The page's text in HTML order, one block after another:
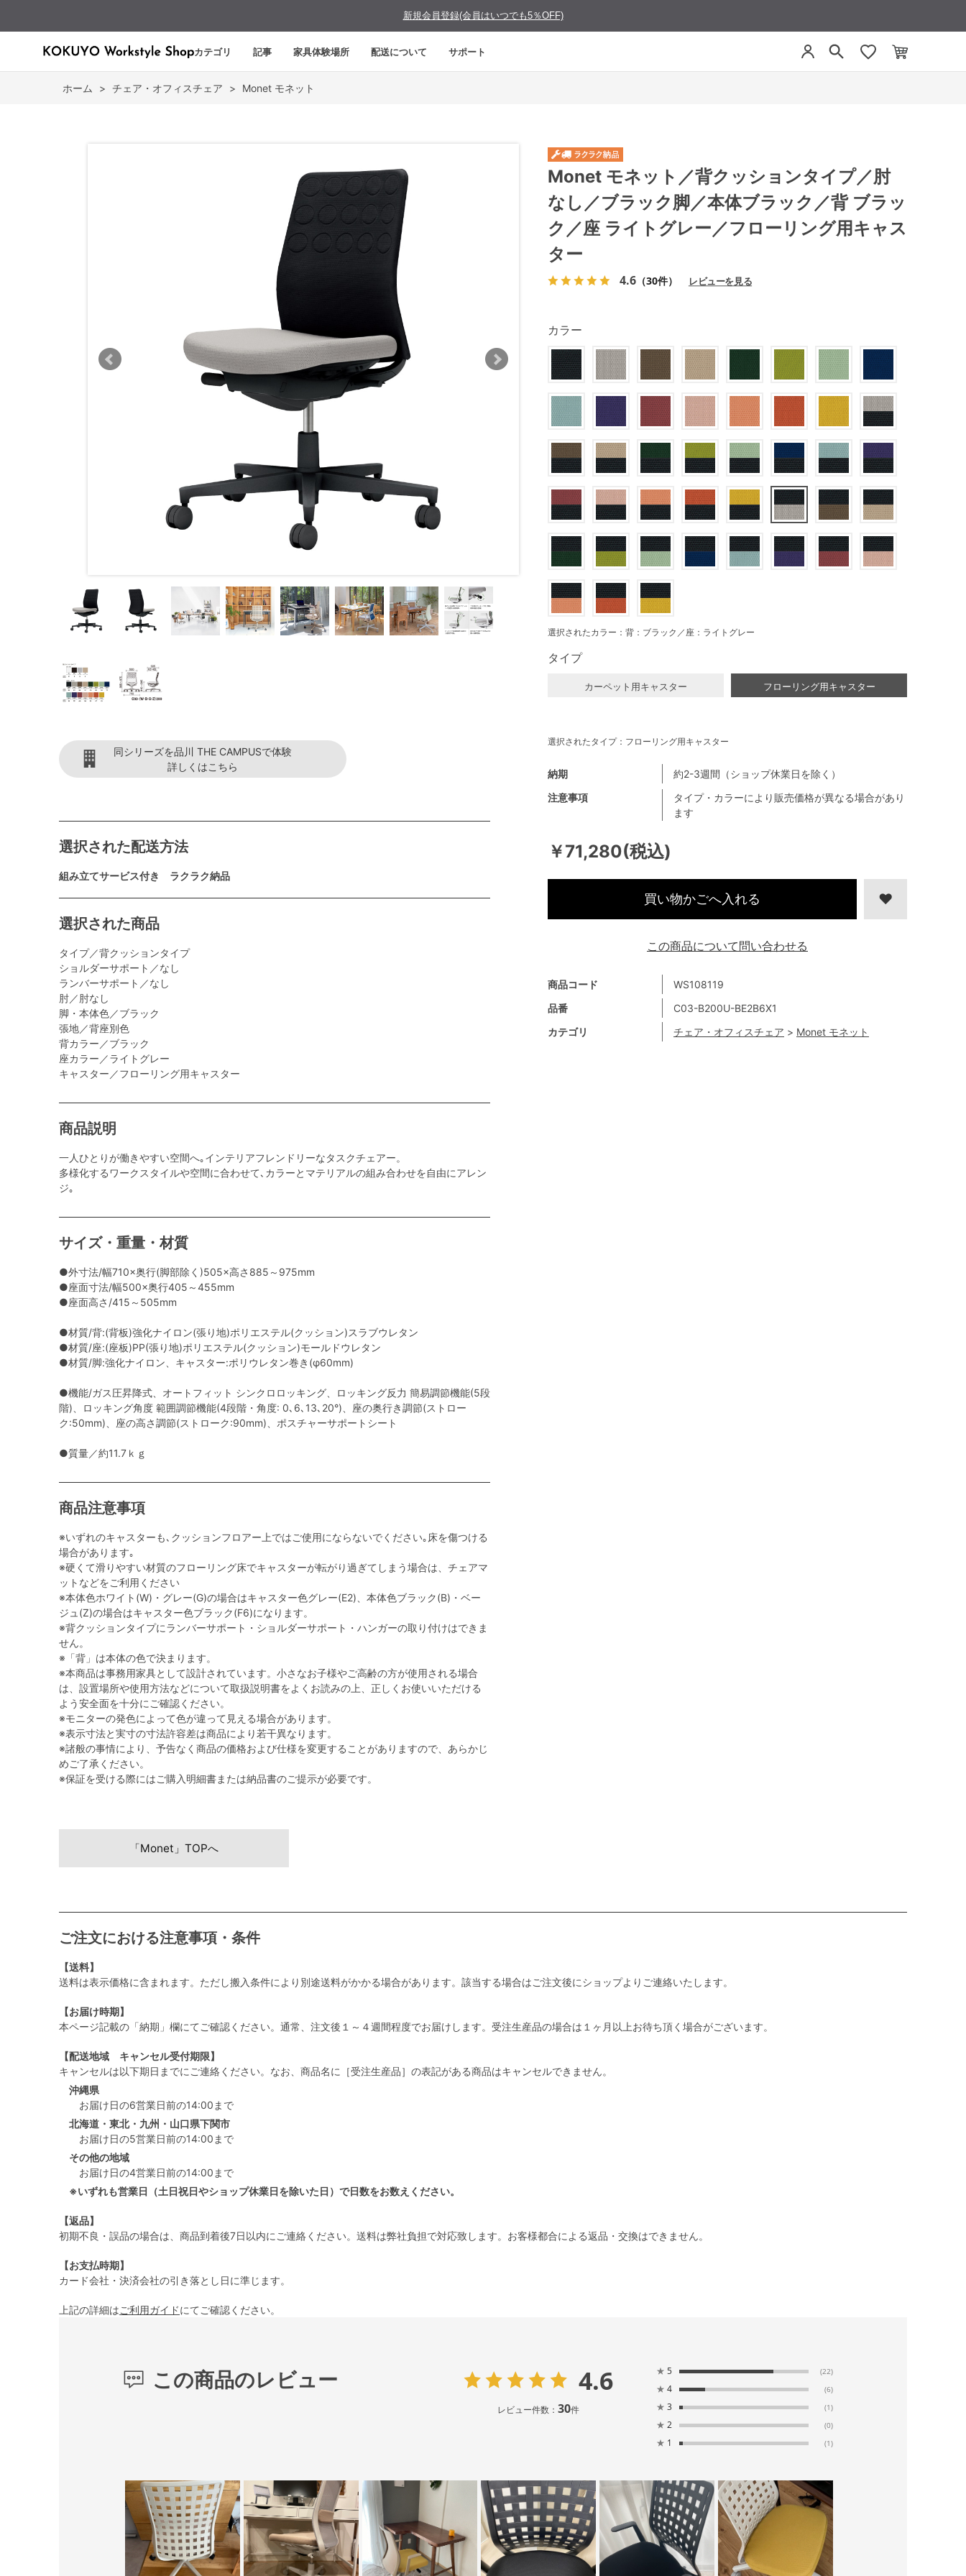
新規会員登録(会員はいつでも5％OFF)
カテゴリ 記事 家具体験場所 配送について サポート
ホーム > チェア・オフィスチェア > Monet モネット
同シリーズを品川 THE CAMPUSで体験
詳しくはこちら
選択された配送方法
組み立てサービス付き ラクラク納品
選択された商品
タイプ／背クッションタイプ
ショルダーサポート／なし
ランバーサポート／なし
肘／肘なし
脚・本体色／ブラック
張地／背座別色
背カラー／ブラック
座カラー／ライトグレー
キャスター／フローリング用キャスター
商品説明
一人ひとりが働きやすい空間へ｡インテリアフレンドリーなタスクチェアー。
多様化するワークスタイルや空間に合わせて､カラーとマテリアルの組み合わせを自由にアレン
ジ｡
サイズ・重量・材質
●外寸法/幅710×奥行(脚部除く)505×高さ885～975mm
●座面寸法/幅500×奥行405～455mm
●座面高さ/415～505mm
●材質/背:(背板)強化ナイロン(張り地)ポリエステル(クッション)スラブウレタン
●材質/座:(座板)PP(張り地)ポリエステル(クッション)モールドウレタン
●材質/脚:強化ナイロン、キャスター:ポリウレタン巻き(φ60mm)
●機能/ガス圧昇降式、オートフィット シンクロロッキング、ロッキング反力 簡易調節機能(5段
階)、ロッキング角度 範囲調節機能(4段階・角度: 0､6､13､20°)、座の奥行き調節(ストロー
ク:50mm)、座の高さ調節(ストローク:90mm)、ポスチャーサポートシート
●質量／約11.7ｋｇ
商品注意事項
※いずれのキャスターも､クッションフロアー上ではご使用にならないでください｡床を傷つける
場合があります｡
※硬くて滑りやすい材質のフローリング床でキャスターが転がり過ぎてしまう場合は、チェアマ
ットなどをご利用ください
※本体色ホワイト(W)・グレー(G)の場合はキャスター色グレー(E2)、本体色ブラック(B)・ベー
ジュ(Z)の場合はキャスター色ブラック(F6)になります。
※背クッションタイプにランバーサポート・ショルダーサポート・ハンガーの取り付けはできま
せん。
※「背」は本体の色で決まります。
※本商品は事務用家具として設計されています。小さなお子様やご高齢の方が使用される場合
は、設置場所や使用方法などについて取扱説明書をよくお読みの上、正しくお使いいただける
よう安全面を十分にご確認ください。
※モニターの発色によって色が違って見える場合があります。
※表示寸法と実寸の寸法許容差は商品により若干異なります。
※諸般の事情により、予告なく商品の価格および仕様を変更することがありますので、あらかじ
めご了承ください。
※保証を受ける際にはご購入明細書または納品書のご提示が必要です。
Monet モネット／背クッションタイプ／肘
なし／ブラック脚／本体ブラック／背 ブラッ
ク／座 ライトグレー／フローリング用キャス
ター
4.6 （30件） レビューを見る
￥71,280(税込)
商品コード
WS108119
品番
C03-B200U-BE2B6X1
カテゴリ
チェア・オフィスチェア > Monet モネット
注意事項
タイプ・カラーにより販売価格が異なる場合があり
ます
納期 約2-3週間（ショップ休業日を除く）
カラー
選択されたカラー：背：ブラック／座：ライトグレー
タイプ
カーペット用キャスター フローリング用キャスター
選択されたタイプ：フローリング用キャスター
買い物かごへ入れる
この商品について問い合わせる
「Monet」TOPへ
ご注文における注意事項・条件
【送料】
送料は表示価格に含まれます。ただし搬入条件により別途送料がかかる場合があります。該当する場合はご注文後にショップよりご連絡いたします。
【お届け時期】
本ページ記載の「納期」欄にてご確認ください。通常、注文後１～４週間程度でお届けします。受注生産品の場合は１ヶ月以上お待ち頂く場合がございます。
【配送地域 キャンセル受付期限】
キャンセルは以下期日までにご連絡ください。なお、商品名に［受注生産品］の表記がある商品はキャンセルできません。
沖縄県
お届け日の6営業日前の14:00まで
北海道・東北・九州・山口県下関市
お届け日の5営業日前の14:00まで
その他の地域
お届け日の4営業日前の14:00まで
※いずれも営業日（土日祝日やショップ休業日を除いた日）で日数をお数えください。
【返品】
初期不良・誤品の場合は、商品到着後7日以内にご連絡ください。送料は弊社負担で対応致します。お客様都合による返品・交換はできません。
【お支払時期】
カード会社・決済会社の引き落とし日に準じます。
上記の詳細はご利用ガイドにてご確認ください。
この商品のレビュー 4.6
レビュー件数： 30件
★ 5 (22)
★ 4 (6)
★ 3 (1)
★ 2 (0)
★ 1 (1)